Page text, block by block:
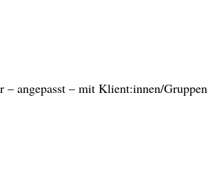
– angepasst – mit Klient:innen/Gruppen